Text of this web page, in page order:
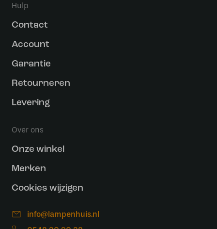
Hulp
Contact
Account
Garantie
Retourneren
Levering
Over ons
Onze winkel
Merken
Cookies wijzigen
info@lampenhuis.nl